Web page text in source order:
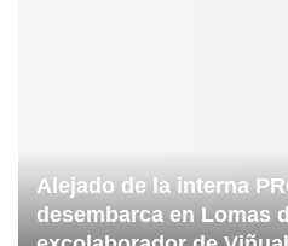
Alejado de la interna
desembarca en Lomas